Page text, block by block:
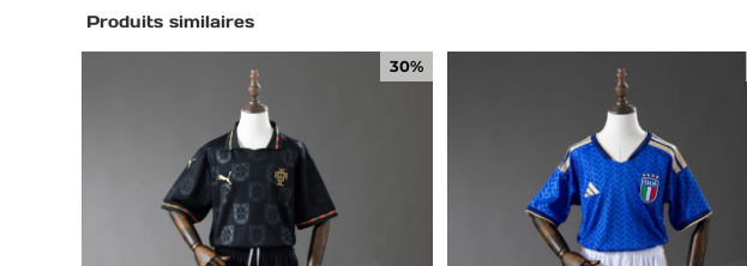
Produits similaires
30%